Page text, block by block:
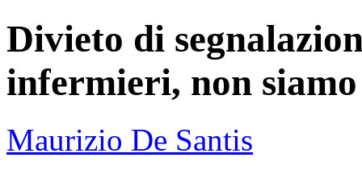
Divieto di
infermieri, non siamo
Maurizio De Santis